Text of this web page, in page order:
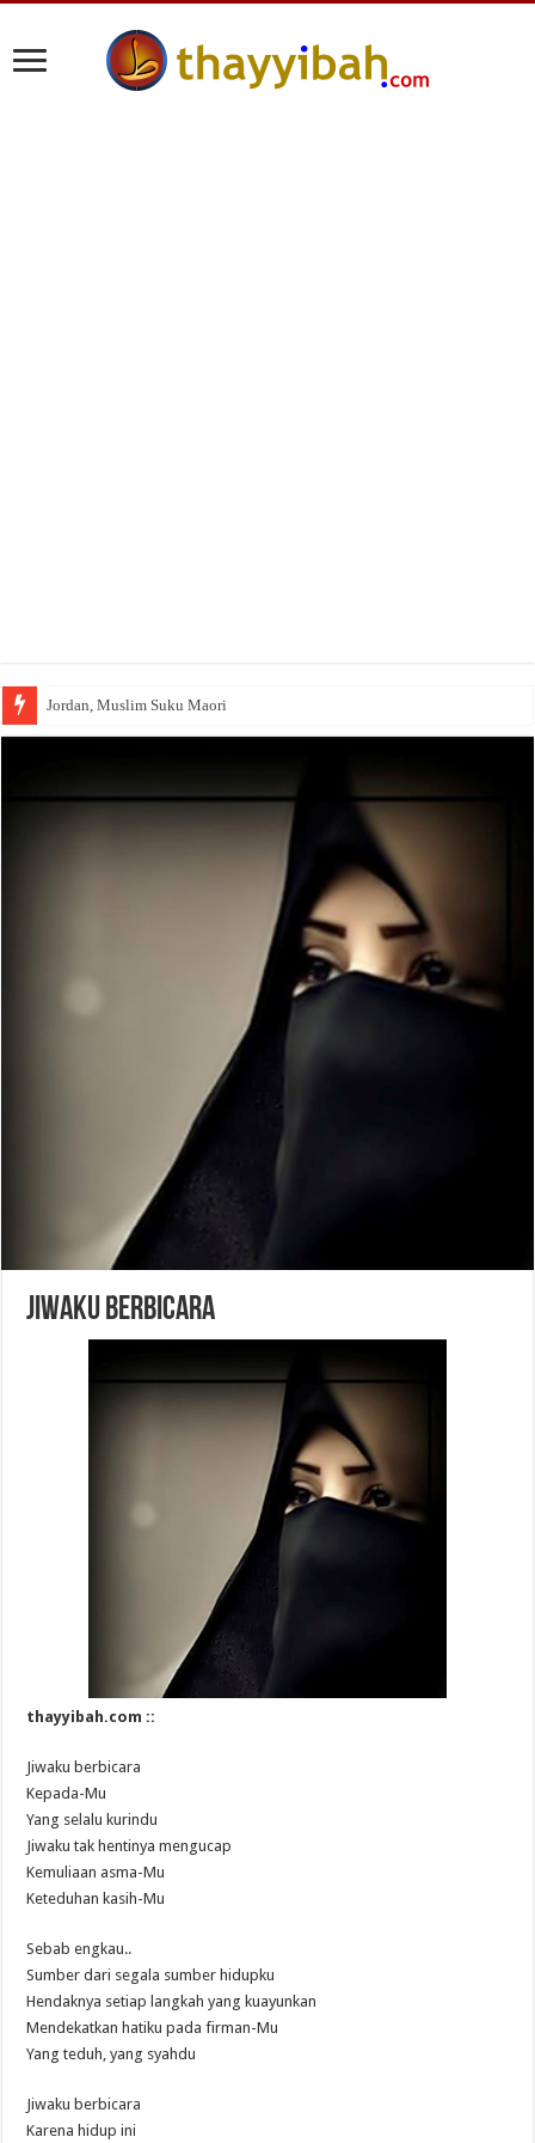
Jordan, Muslim Suku Maori
Jiwaku Berbicara
thayyibah.com ::
Jiwaku berbicara
Kepada-Mu
Yang selalu kurindu
Jiwaku tak hentinya mengucap
Kemuliaan asma-Mu
Keteduhan kasih-Mu
Sebab engkau..
Sumber dari segala sumber hidupku
Hendaknya setiap langkah yang kuayunkan
Mendekatkan hatiku pada firman-Mu
Yang teduh, yang syahdu
Jiwaku berbicara
Karena hidup ini